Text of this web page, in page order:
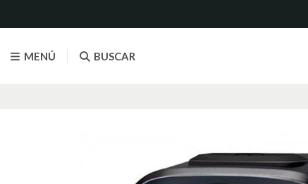
MENÚ BUSCAR